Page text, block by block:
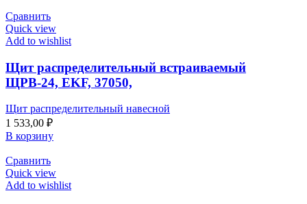
Сравнить
Quick view
Add to wishlist
Щит распределительный встраиваемый
ЩРВ-24, EKF, 37050,
Щит распределительный навесной
1 533,00 ₽
В корзину
Сравнить
Quick view
Add to wishlist